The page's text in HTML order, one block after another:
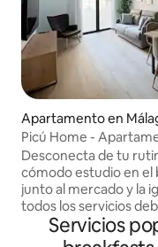
Apartamento en
Picú Home -
de Málaga...
Desconecta de tu
cómodo estudio en el
junto al mercado y la
todos los servicios
Además, ofrecemos
para que puedas
Servicios